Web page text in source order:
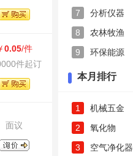
0.05/件
件起订
面议
7 分析仪器
8 农林牧渔
9 环保能源
本月排行
1 机械五金
2 氧化物
3 空气净化器